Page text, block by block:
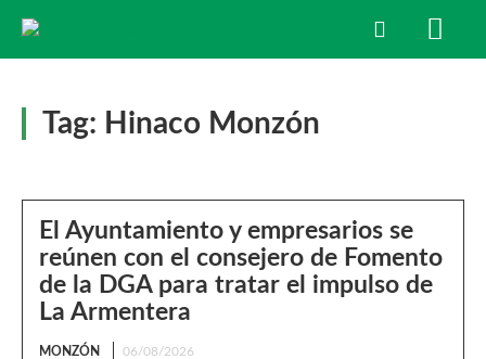
Tag: Hinaco Monzón
El Ayuntamiento y empresarios se
reúnen con el consejero de Fomento
de la DGA para tratar el impulso de
La Armentera
MONZÓN 06/08/2026